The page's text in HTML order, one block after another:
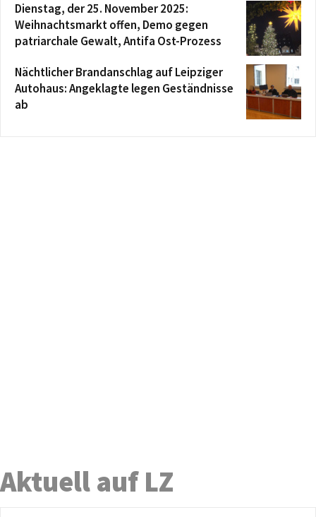
Dienstag, der 25. November 2025:
Weihnachtsmarkt offen, Demo gegen
patriarchale Gewalt, Antifa Ost-Prozess
Nächtlicher Brandanschlag auf Leipziger
Autohaus: Angeklagte legen Geständnisse
ab
Aktuell auf LZ